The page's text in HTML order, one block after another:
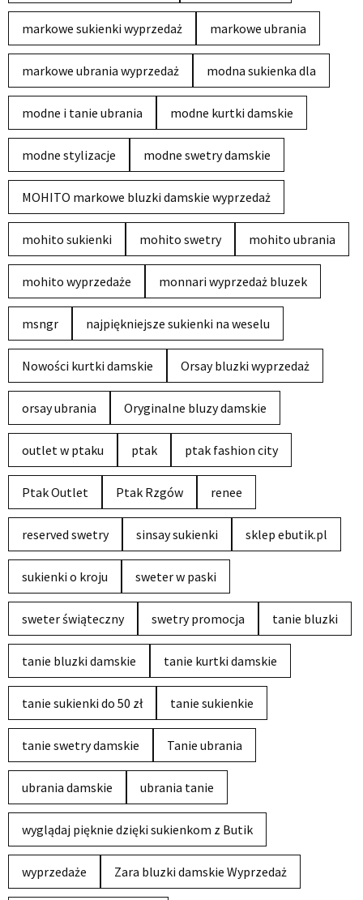
markowe sukienki wyprzedaż markowe ubrania
markowe ubrania wyprzedaż modna sukienka dla
modne i tanie ubrania modne kurtki damskie
modne stylizacje modne swetry damskie
MOHITO markowe bluzki damskie wyprzedaż
mohito sukienki mohito swetry mohito ubrania
mohito wyprzedaże monnari wyprzedaż bluzek
msngr najpiękniejsze sukienki na weselu
Nowości kurtki damskie Orsay bluzki wyprzedaż
orsay ubrania Oryginalne bluzy damskie
outlet w ptaku ptak ptak fashion city
Ptak Outlet Ptak Rzgów renee
reserved swetry sinsay sukienki sklep ebutik.pl
sukienki o kroju sweter w paski
sweter świąteczny swetry promocja tanie bluzki
tanie bluzki damskie tanie kurtki damskie
tanie sukienki do 50 zł tanie sukienkie
tanie swetry damskie Tanie ubrania
ubrania damskie ubrania tanie
wyglądaj pięknie dzięki sukienkom z Butik
wyprzedaże Zara bluzki damskie Wyprzedaż